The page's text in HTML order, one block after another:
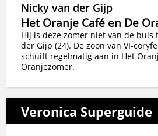
Nicky van der Gijp
Het Oranje Café en De
Hij is deze zomer niet van de buis
der Gijp (24). De zoon van VI-
schuift regelmatig aan in Het
Oranjezomer.
Veronica Superguide